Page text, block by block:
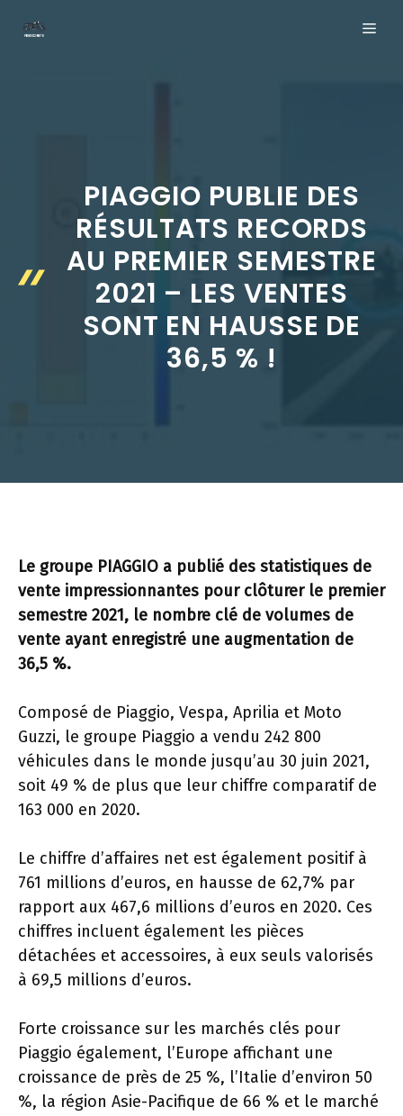
PIAGGIO PUBLIE DES
RÉSULTATS RECORDS
AU PREMIER SEMESTRE
2021 – LES VENTES
SONT EN HAUSSE DE
36,5 % !
Le groupe PIAGGIO a publié des statistiques de
vente impressionnantes pour clôturer le premier
semestre 2021, le nombre clé de volumes de
vente ayant enregistré une augmentation de
36,5 %.
Composé de Piaggio, Vespa, Aprilia et Moto
Guzzi, le groupe Piaggio a vendu 242 800
véhicules dans le monde jusqu’au 30 juin 2021,
soit 49 % de plus que leur chiffre comparatif de
163 000 en 2020.
Le chiffre d’affaires net est également positif à
761 millions d’euros, en hausse de 62,7% par
rapport aux 467,6 millions d’euros en 2020. Ces
chiffres incluent également les pièces
détachées et accessoires, à eux seuls valorisés
à 69,5 millions d’euros.
Forte croissance sur les marchés clés pour
Piaggio également, l’Europe affichant une
croissance de près de 25 %, l’Italie d’environ 50
%, la région Asie-Pacifique de 66 % et le marché